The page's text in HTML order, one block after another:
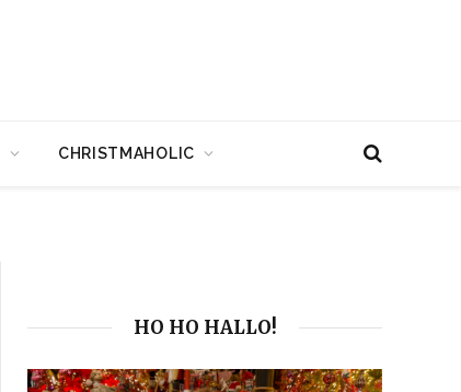
CHRISTMAHOLIC
HO HO HALLO!